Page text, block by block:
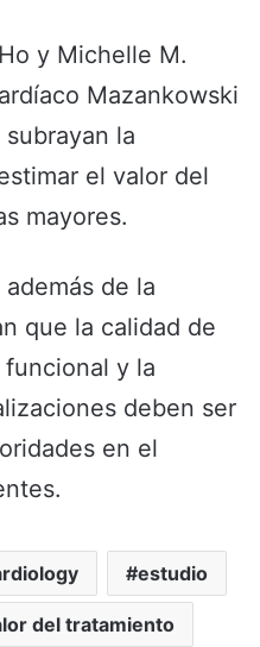
y Michelle M.
Mazankowski
la
el valor del
mayores.
de la
que la calidad de
y la
deben ser
en el
estudio
del tratamiento